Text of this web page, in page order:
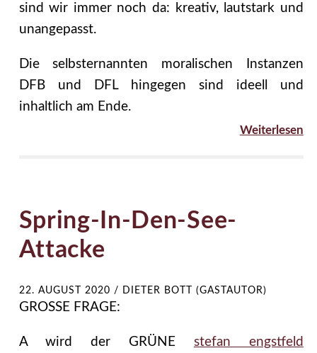
sind wir immer noch da: kreativ, lautstark und
unangepasst.
Die selbsternannten moralischen Instanzen
DFB und DFL hingegen sind ideell und
inhaltlich am Ende.
Weiterlesen
Spring-In-Den-See-
Attacke
22. AUGUST 2020 / DIETER BOTT (GASTAUTOR)
GROSSE FRAGE:
A wird der GRÜNE stefan engstfeld